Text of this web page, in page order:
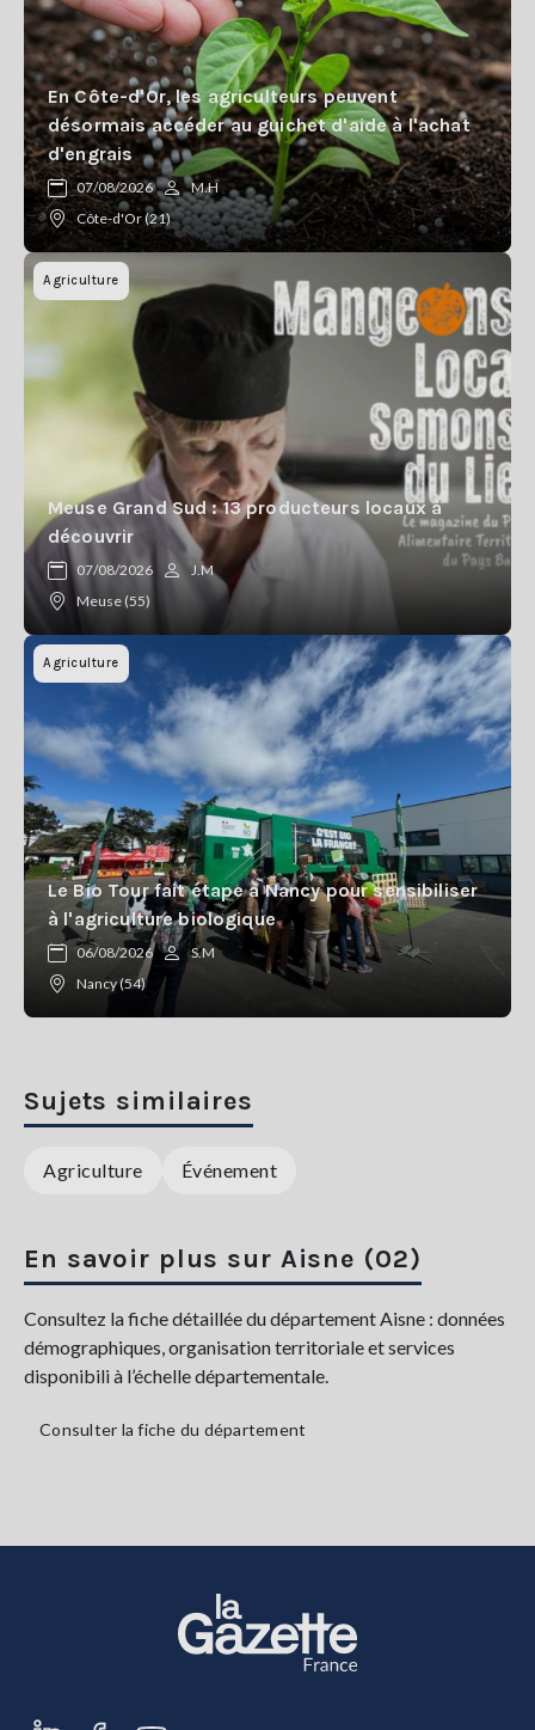
En Côte-d'Or, les agriculteurs peuvent
désormais accéder au guichet d'aide à l'achat
d'engrais
07/08/2026
M.H
Côte-d'Or (21)
Agriculture
Meuse Grand Sud : 13 producteurs locaux à
découvrir
07/08/2026
J.M
Meuse (55)
Agriculture
Le Bio Tour fait étape à Nancy pour sensibiliser
à l'agriculture biologique
06/08/2026
S.M
Nancy (54)
Sujets similaires
Agriculture Événement
En savoir plus sur Aisne (02)
Consultez la fiche détaillée du département Aisne : données
démographiques, organisation territoriale et services
disponibili à l’échelle départementale.
Consulter la fiche du département